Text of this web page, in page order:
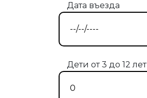
Дата въезда
Дети от 3 до 12 лет